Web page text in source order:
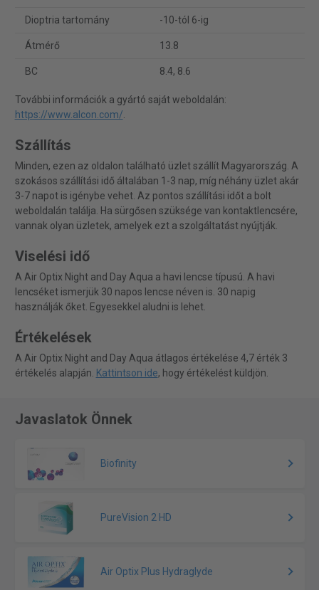
Dioptria tartomány -10-tól 6-ig
Átmérő 13.8
BC 8.4, 8.6
További információk a gyártó saját weboldalán:
https://www.alcon.com/.
Szállítás
Minden, ezen az oldalon található üzlet szállít Magyarország. A
szokásos szállítási idő általában 1-3 nap, míg néhány üzlet akár
3-7 napot is igénybe vehet. Az pontos szállítási időt a bolt
weboldalán találja. Ha sürgősen szüksége van kontaktlencsére,
vannak olyan üzletek, amelyek ezt a szolgáltatást nyújtják.
Viselési idő
A Air Optix Night and Day Aqua a havi lencse típusú. A havi
lencséket ismerjük 30 napos lencse néven is. 30 napig
használják őket. Egyesekkel aludni is lehet.
Értékelések
A Air Optix Night and Day Aqua átlagos értékelése 4,7 érték 3
értékelés alapján. Kattintson ide, hogy értékelést küldjön.
Javaslatok Önnek
Biofinity
PureVision 2 HD
Air Optix Plus Hydraglyde